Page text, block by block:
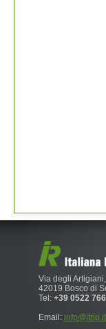
Via degli
42019 Bosco di
Tel: +39 0522
Email: info@itrip.it